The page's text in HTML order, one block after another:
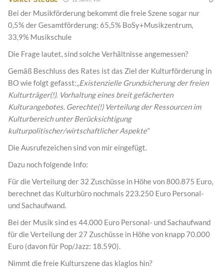
Bei der Musikförderung bekommt die freie Szene sogar nur
0,5% der Gesamtförderung: 65,5% BoSy+Musikzentrum,
33,9% Musikschule
Die Frage lautet, sind solche Verhältnisse angemessen?
Gemäß Beschluss des Rates ist das Ziel der Kulturförderung in
BO wie folgt gefasst:„Existenzielle Grundsicherung der freien
Kulturträger(!). Vorhaltung eines breit gefächerten
Kulturangebotes. Gerechte(!) Verteilung der Ressourcen im
Kulturbereich unter Berücksichtigung
kulturpolitischer/wirtschaftlicher Aspekte“
Die Ausrufezeichen sind von mir eingefügt.
Dazu noch folgende Info:
Für die Verteilung der 32 Zuschüsse in Höhe von 800.875 Euro,
berechnet das Kulturbüro nochmals 223.250 Euro Personal-
und Sachaufwand.
Bei der Musik sind es 44.000 Euro Personal- und Sachaufwand
für die Verteilung der 27 Zuschüsse in Höhe von knapp 70.000
Euro (davon für Pop/Jazz: 18.590).
Nimmt die freie Kulturszene das klaglos hin?